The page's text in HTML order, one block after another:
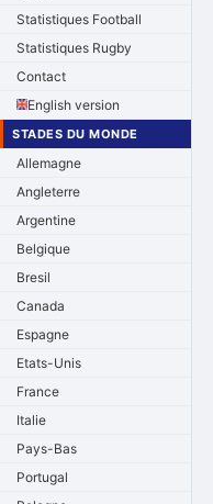
Statistiques Football
Statistiques Rugby
Contact
English version
STADES DU MONDE
Allemagne
Angleterre
Argentine
Belgique
Bresil
Canada
Espagne
Etats-Unis
France
Italie
Pays-Bas
Portugal